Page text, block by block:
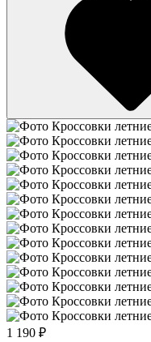
1 190 ₽